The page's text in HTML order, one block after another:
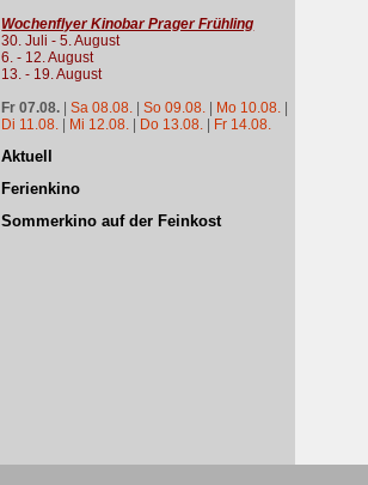
Wochenflyer Kinobar Prager Frühling
30. Juli - 5. August
6. - 12. August
13. - 19. August
Fr 07.08. |Sa 08.08. |So 09.08. | Mo 10.08. |
Di 11.08. | Mi 12.08. | Do 13.08. | Fr 14.08.
Aktuell
Ferienkino
Sommerkino auf der Feinkost